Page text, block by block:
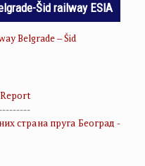
Šid railway ESIA
Belgrade – Šid
Report
страна пруга Београд -